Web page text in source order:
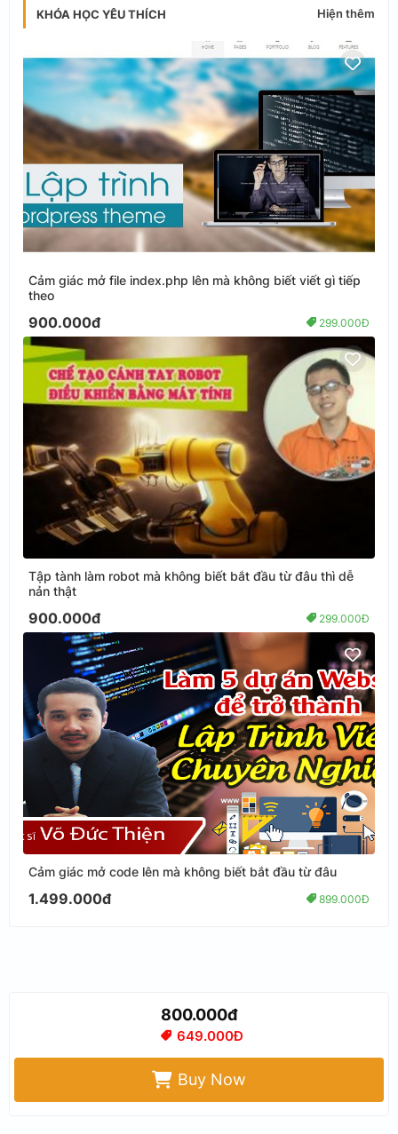
KHÓA HỌC YÊU THÍCH Hiện thêm
Cảm giác mở file index.php lên mà không biết viết gì tiếp
theo
900.000đ 299.000Đ
Tập tành làm robot mà không biết bắt đầu từ đâu thì dễ
nản thật
900.000đ 299.000Đ
Cảm giác mở code lên mà không biết bắt đầu từ đâu
1.499.000đ 899.000Đ
800.000đ
649.000Đ
Buy Now